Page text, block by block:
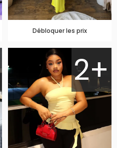
Débloquer les prix
2+